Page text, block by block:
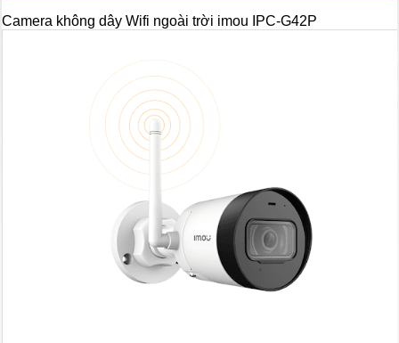
Camera không dây Wifi ngoài trời imou IPC-G42P